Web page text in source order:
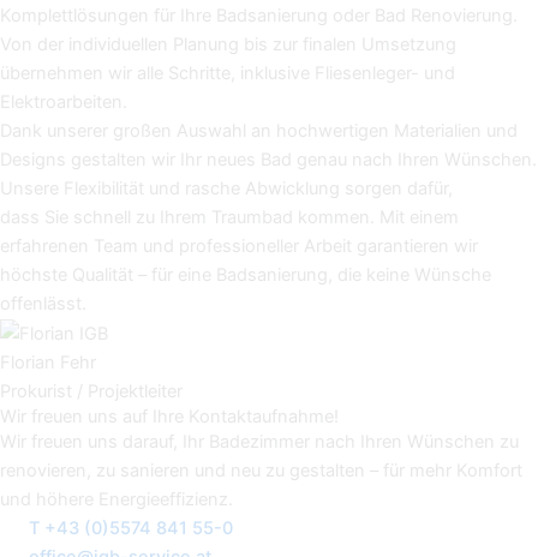
Komplettlösungen für Ihre Badsanierung oder Bad Renovierung.
Von der individuellen Planung bis zur finalen Umsetzung
übernehmen wir alle Schritte, inklusive Fliesenleger- und
Elektroarbeiten.
Dank unserer großen Auswahl an hochwertigen Materialien und
Designs gestalten wir Ihr neues Bad genau nach Ihren Wünschen.
Unsere Flexibilität und rasche Abwicklung sorgen dafür,
dass Sie schnell zu Ihrem Traumbad kommen. Mit einem
erfahrenen Team und professioneller Arbeit garantieren wir
höchste Qualität – für eine Badsanierung, die keine Wünsche
offenlässt.
Florian Fehr
Prokurist / Projektleiter
Wir freuen uns auf Ihre Kontaktaufnahme!
Wir freuen uns darauf, Ihr Badezimmer nach Ihren Wünschen zu
renovieren, zu sanieren und neu zu gestalten – für mehr Komfort
und höhere Energieeffizienz.
T +43 (0)5574 841 55-0